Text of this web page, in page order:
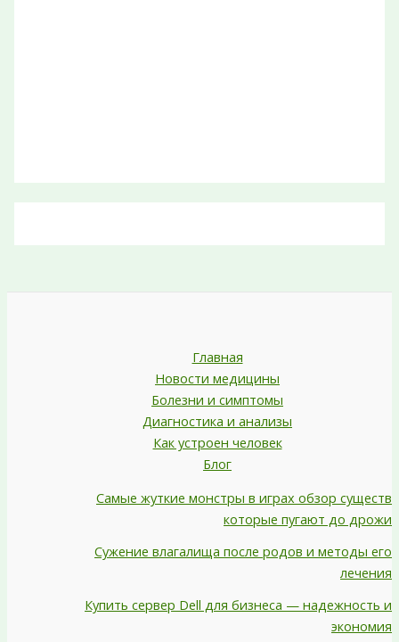
Главная
Новости медицины
Болезни и симптомы
Диагностика и анализы
Как устроен человек
Блог
Самые жуткие монстры в играх обзор существ
которые пугают до дрожи
Сужение влагалища после родов и методы его
лечения
Купить сервер Dell для бизнеса — надежность и
экономия